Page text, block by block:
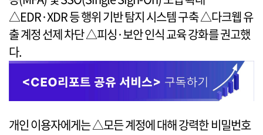
△EDR·XDR 등 행위 기반 탐지 시스템 구축 △다크웹 유
출 계정 선제 차단 △피싱·보안 인식 교육 강화를 권고했
다.
개인 이용자에게는 △모든 계정에 대해 강력한 비밀번호